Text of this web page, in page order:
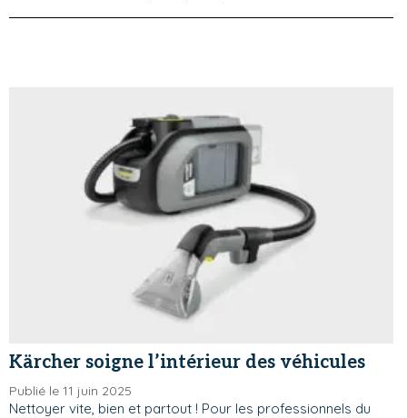
Kärcher soigne l’intérieur des véhicules
Publié le 11 juin 2025
Nettoyer vite, bien et partout ! Pour les professionnels du